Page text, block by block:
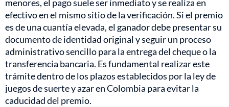
menores, el pago suele ser inmediato y se realiza en
efectivo en el mismo sitio de la verificación. Si el premio
es de una cuantía elevada, el ganador debe presentar su
documento de identidad original y seguir un proceso
administrativo sencillo para la entrega del cheque o la
transferencia bancaria. Es fundamental realizar este
trámite dentro de los plazos establecidos por la ley de
juegos de suerte y azar en Colombia para evitar la
caducidad del premio.